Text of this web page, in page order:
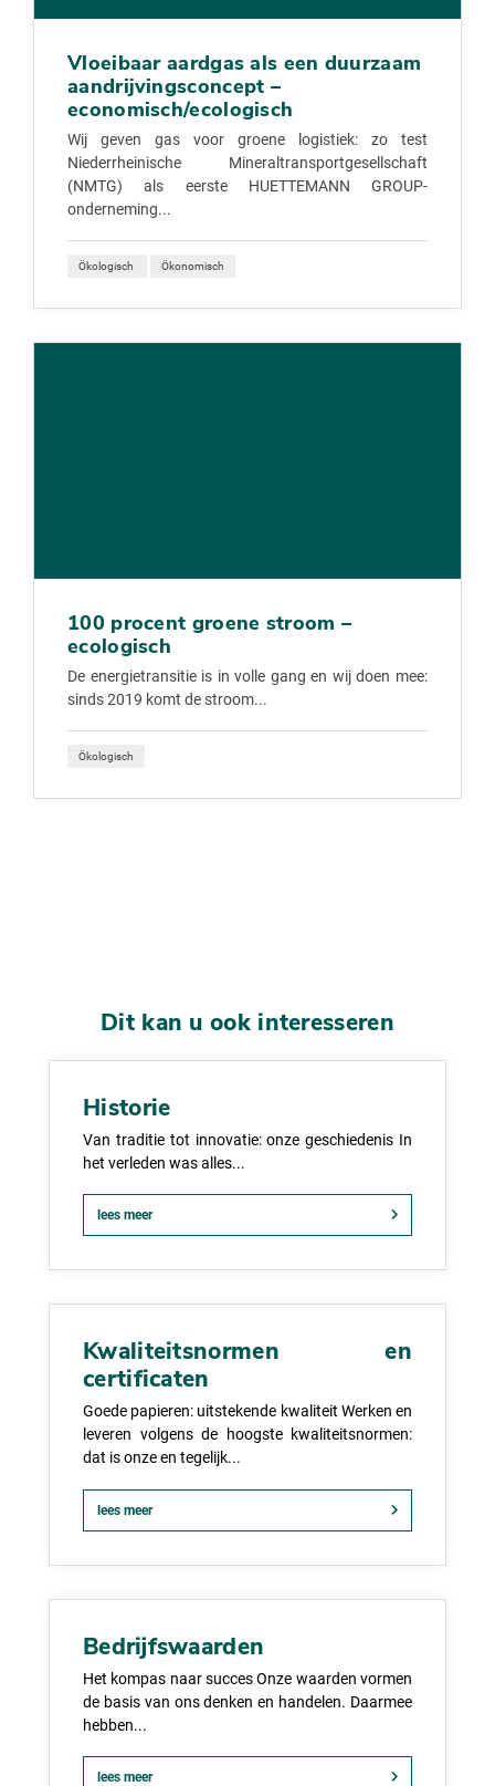
Vloeibaar aardgas als een duurzaam
aandrijvingsconcept –
economisch/ecologisch
Wij geven gas voor groene logistiek: zo test
Niederrheinische Mineraltransportgesellschaft
(NMTG) als eerste HUETTEMANN GROUP-
onderneming...
Ökologisch Ökonomisch
100 procent groene stroom –
ecologisch
De energietransitie is in volle gang en wij doen mee:
sinds 2019 komt de stroom...
Ökologisch
Dit kan u ook interesseren
Historie
Van traditie tot innovatie: onze geschiedenis In
het verleden was alles...
lees meer
Kwaliteitsnormen en
certificaten
Goede papieren: uitstekende kwaliteit Werken en
leveren volgens de hoogste kwaliteitsnormen:
dat is onze en tegelijk...
lees meer
Bedrijfswaarden
Het kompas naar succes Onze waarden vormen
de basis van ons denken en handelen. Daarmee
hebben...
lees meer